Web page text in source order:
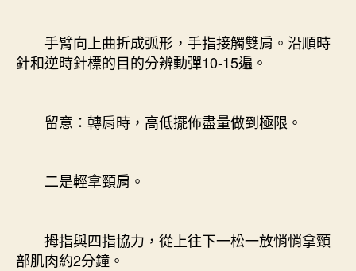
手臂向上曲折成弧形，手指接觸雙肩。沿順時
針和逆時針標的目的分辨動彈10-15遍。
留意：轉肩時，高低擺佈盡量做到極限。
二是輕拿頸肩。
拇指與四指協力，從上往下一松一放悄悄拿頸
部肌肉約2分鐘。